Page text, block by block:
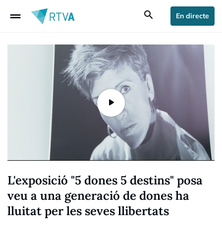
drag_handle search En directe
L'exposició "5 dones 5 destins" posa
veu a una generació de dones ha
lluitat per les seves llibertats